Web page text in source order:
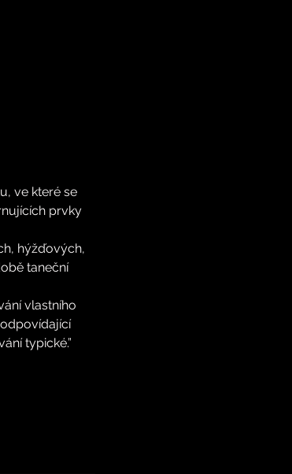
ve které se
prvky
hýžďových,
taneční
vlastního
typické.”